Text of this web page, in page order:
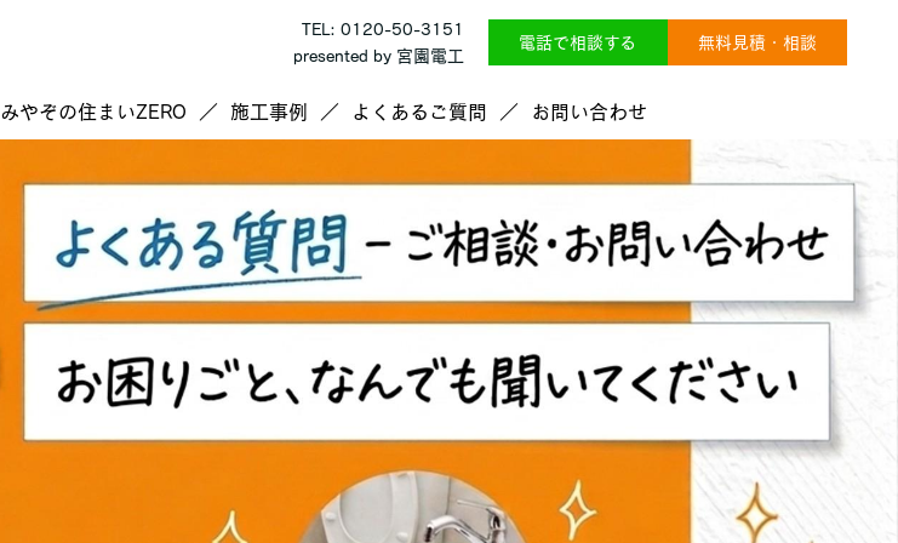
TEL: 0120-50-3151
presented by 宮園電工
電話で相談する 無料見積・相談
みやぞの住まいZERO 施工事例 よくあるご質問 お問い合わせ